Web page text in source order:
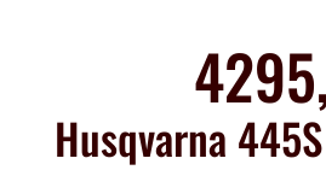
Husqvarna 445S